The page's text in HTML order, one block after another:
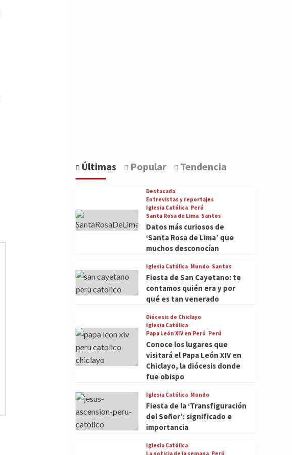
Últimas Popular Tendencia
Destacada
Entrevistas y reportajes
Iglesia Católica Perú
Santa Rosa de Lima Santos
Datos más curiosos de
‘Santa Rosa de Lima’ que
muchos desconocían
Iglesia Católica Mundo Santos
Fiesta de San Cayetano: te
contamos quién era y por
qué es tan venerado
Diócesis de Chiclayo
Iglesia Católica
Papa León XIV en Perú Perú
Conoce los lugares que
visitará el Papa León XIV en
Chiclayo, la diócesis donde
fue obispo
Iglesia Católica Mundo
Fiesta de la ‘Transfiguración
del Señor’: significado e
importancia
Iglesia Católica